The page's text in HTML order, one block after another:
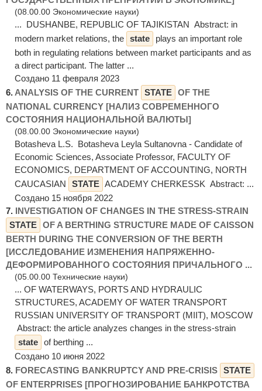
(08.00.00 Экономические науки)
... DUSHANBE, REPUBLIC OF TAJIKISTAN Abstract: in
modern market relations, the state
plays an important role
both in regulating relations between market participants and as
a direct participant. The latter ...
Создано 11 февраля 2023
6. ANALYSIS OF THE CURRENT STATE OF THE
NATIONAL CURRENCY [НАЛИЗ СОВРЕМЕННОГО
СОСТОЯНИЯ НАЦИОНАЛЬНОЙ ВАЛЮТЫ]
(08.00.00 Экономические науки)
Botasheva L.S. Botasheva Leyla Sultanovna - Candidate of
Economic Sciences, Associate Professor, FACULTY OF
ECONOMICS, DEPARTMENT OF ACCOUNTING, NORTH
CAUCASIAN
STATE ACADEMY CHERKESSK Abstract: ...
Создано 15 ноября 2022
7. INVESTIGATION OF CHANGES IN THE STRESS-STRAIN
STATE OF A BERTHING STRUCTURE MADE OF CAISSON
BERTH DURING THE CONVERSION OF THE BERTH
[ИССЛЕДОВАНИЕ ИЗМЕНЕНИЯ НАПРЯЖЕННО-
ДЕФОРМИРОВАННОГО СОСТОЯНИЯ ПРИЧАЛЬНОГО ...
(05.00.00 Технические науки)
... OF WATERWAYS, PORTS AND HYDRAULIC
STRUCTURES, ACADEMY OF WATER TRANSPORT
RUSSIAN UNIVERSITY OF TRANSPORT (MIIT), MOSCOW
Abstract: the article analyzes changes in the stress-strain
state of berthing ...
Создано 10 июня 2022
8. FORECASTING BANKRUPTCY AND PRE-CRISIS STATE
OF ENTERPRISES [ПРОГНОЗИРОВАНИЕ БАНКРОТСТВА